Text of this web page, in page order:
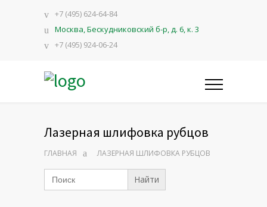
+7 (495) 624-64-84
Москва, Бескудниковский б-р, д. 6, к. 3
+7 (495) 924-06-24
Лазерная шлифовка рубцов
ГЛАВНАЯ ЛАЗЕРНАЯ ШЛИФОВКА РУБЦОВ
Search
for: